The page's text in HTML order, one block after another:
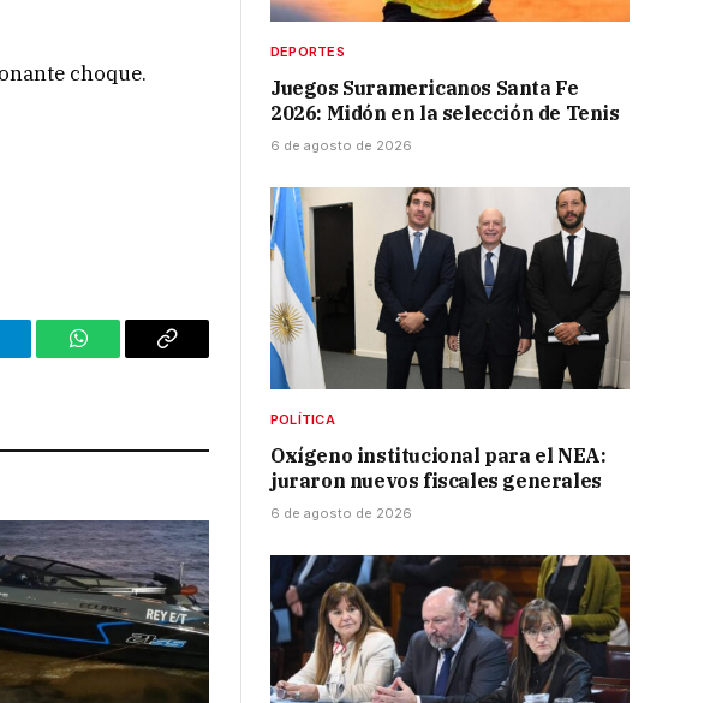
choque.
WhatsAppCopy
DEPORTES
Juegos Suramericanos Santa Fe
2026: Midón en la selección de Tenis
6 de agosto de 2026
POLÍTICA
Oxígeno institucional para el NEA:
juraron nuevos fiscales generales
6 de agosto de 2026